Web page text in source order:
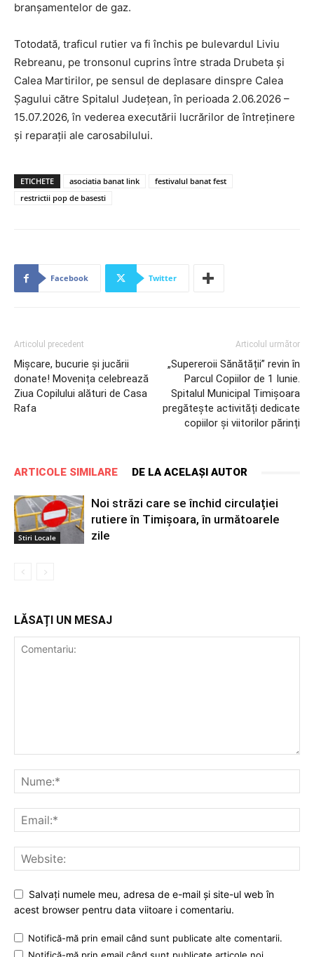
branșamentelor de gaz.
Totodată, traficul rutier va fi închis pe bulevardul Liviu
Rebreanu, pe tronsonul cuprins între strada Drubeta și
Calea Martirilor, pe sensul de deplasare dinspre Calea
Șagului către Spitalul Județean, în perioada 2.06.2026 –
15.07.2026, în vederea executării lucrărilor de întreținere
și reparații ale carosabilului.
ETICHETE asociatia banat link
festivalul banat fest
restrictii pop de basesti
Facebook Twitter
Articolul precedent
Mișcare, bucurie și jucării
donate! Movenița celebrează
Ziua Copilului alături de Casa
Rafa
Articolul următor
„Supereroii Sănătății” revin în
Parcul Copiilor de 1 Iunie.
Spitalul Municipal Timișoara
pregătește activități dedicate
copiilor și viitorilor părinți
ARTICOLE SIMILARE DE LA ACELAȘI AUTOR
Stiri Locale
Noi străzi care se închid circulației
rutiere în Timișoara, în următoarele
zile
LĂSAȚI UN MESAJ
Salvați numele meu, adresa de e-mail și site-ul web în
acest browser pentru data viitoare i comentariu.
Notifică-mă prin email când sunt publicate alte comentarii.